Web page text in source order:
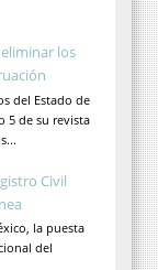
los
del Estado de
5 de su revista
Civil
la puesta
del